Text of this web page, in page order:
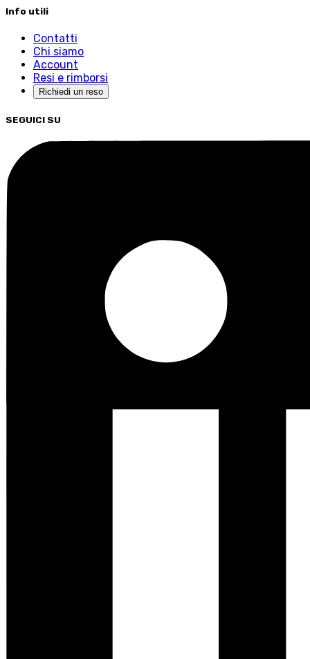
Info utili
Contatti
Chi siamo
Account
Resi e rimborsi
Richiedi un reso
SEGUICI SU